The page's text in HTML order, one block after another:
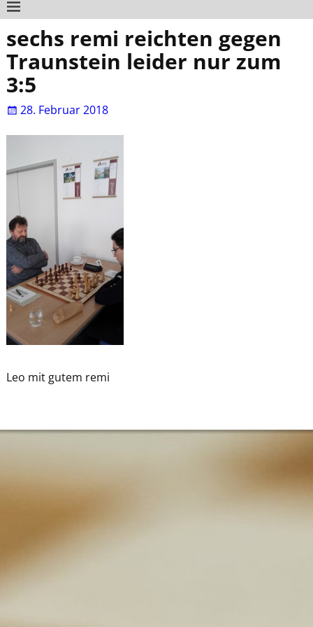
sechs remi reichten gegen
Traunstein leider nur zum
3:5
28. Februar 2018
Leo mit gutem remi